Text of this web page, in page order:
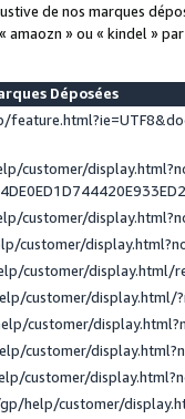
de nos marques
amaozn » ou « kindel »
Déposées
customer/
customer/
customer/
customer/display.html/
customer/display.html/
customer/
customer/
customer/
help/customer/